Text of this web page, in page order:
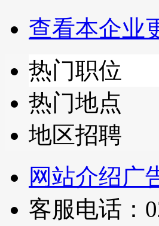
查看本企业
热门职位
热门地点
地区招聘
网站介绍广
客服电话：